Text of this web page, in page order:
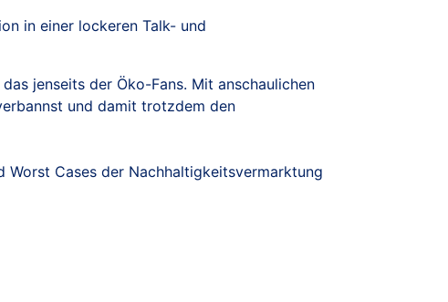
in einer lockeren Talk- und
jenseits der Öko-Fans. Mit anschaulichen
und damit trotzdem den
Worst Cases der Nachhaltigkeitsvermarktung